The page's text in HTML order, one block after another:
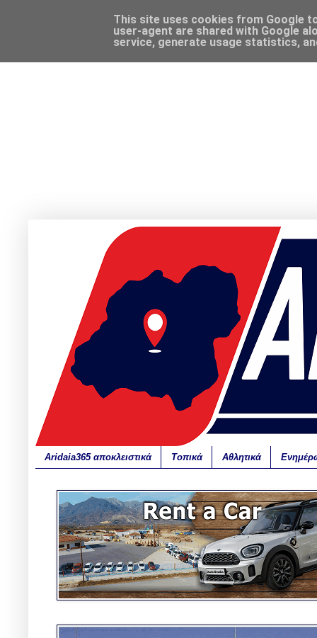
Aridaia365 αποκλειστικά Τοπικά Αθλητικά
This site uses cookies from Google
user-agent are shared with Google
service, generate usage statistics,